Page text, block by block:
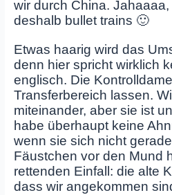
wir durch China.
deshalb bullet trains 🙂
Etwas haarig wird das
denn hier spricht wirklich
englisch. Die
Transferbereich lassen.
miteinander, aber sie ist
habe überhaupt keine
wenn sie sich nicht
Fäustchen vor den Mund
rettenden Einfall: die alte
dass wir angekommen